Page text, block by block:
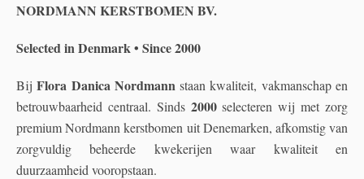
NORDMANN KERSTBOMEN BV.
Selected in Denmark • Since 2000
BijFlora Danica Nordmann staan kwaliteit, vakmanschap en
betrouwbaarheid centraal. Sinds 2000selecteren wij met zorg
premium Nordmann kerstbomen uit Denemarken, afkomstig van
zorgvuldig beheerde kwekerijen waar kwaliteit en
duurzaamheid vooropstaan.